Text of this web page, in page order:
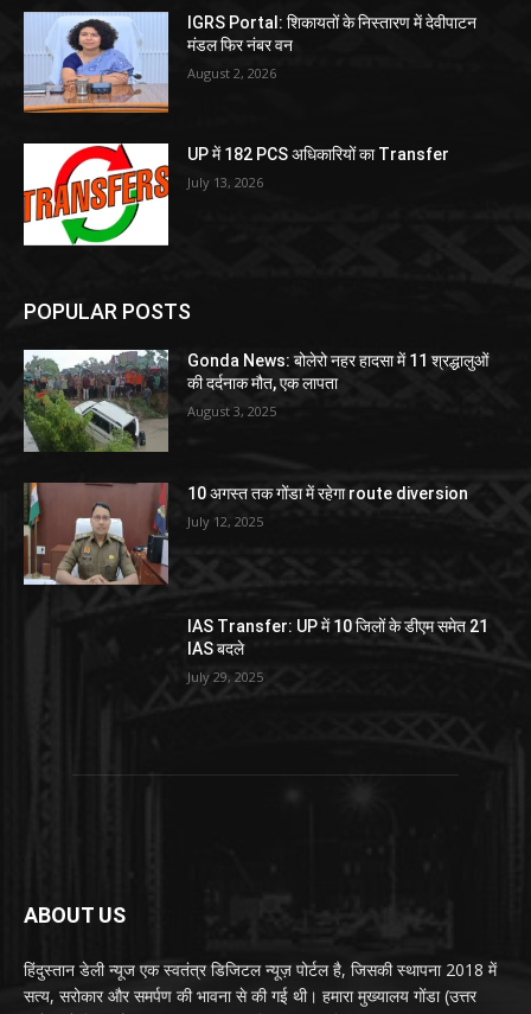
IGRS Portal: शिकायतों के निस्तारण में देवीपाटन
मंडल फिर नंबर वन
August 2, 2026
UP में 182 PCS अधिकारियों का Transfer
July 13, 2026
POPULAR POSTS
Gonda News: बोलेरो नहर हादसा में 11 श्रद्धालुओं
की दर्दनाक मौत, एक लापता
August 3, 2025
10 अगस्त तक गोंडा में रहेगा route diversion
July 12, 2025
IAS Transfer: UP में 10 जिलों के डीएम समेत 21
IAS बदले
July 29, 2025
ABOUT US
हिंदुस्तान डेली न्यूज एक स्वतंत्र डिजिटल न्यूज़ पोर्टल है, जिसकी स्थापना 2018 में
सत्य, सरोकार और समर्पण की भावना से की गई थी। हमारा मुख्यालय गोंडा (उत्तर